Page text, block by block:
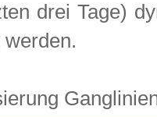
drei Tage)